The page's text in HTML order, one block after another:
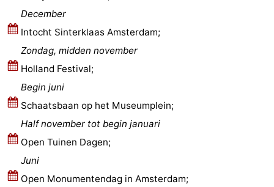
December
Intocht Sinterklaas Amsterdam;
Zondag, midden november
Holland Festival;
Begin juni
Schaatsbaan op het Museumplein;
Half november tot begin januari
Open Tuinen Dagen;
Juni
Open Monumentendag in Amsterdam;